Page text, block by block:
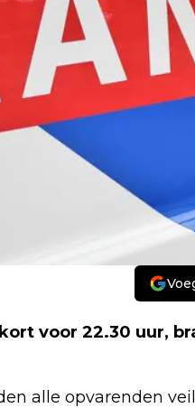
voor 22.30 uur,
alle opvarenden